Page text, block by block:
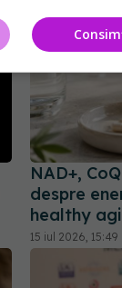
NAD+,
despre
healthy
15 iul 2026, 15:49